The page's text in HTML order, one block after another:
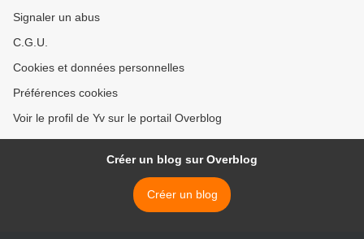
Signaler un abus
C.G.U.
Cookies et données personnelles
Préférences cookies
Voir le profil de Yv sur le portail Overblog
Créer un blog sur Overblog
Créer un blog